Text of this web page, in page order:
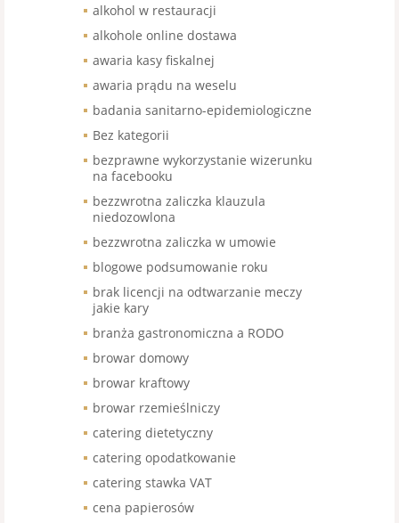
alkohol w restauracji
alkohole online dostawa
awaria kasy fiskalnej
awaria prądu na weselu
badania sanitarno-epidemiologiczne
Bez kategorii
bezprawne wykorzystanie wizerunku
na facebooku
bezzwrotna zaliczka klauzula
niedozowlona
bezzwrotna zaliczka w umowie
blogowe podsumowanie roku
brak licencji na odtwarzanie meczy
jakie kary
branża gastronomiczna a RODO
browar domowy
browar kraftowy
browar rzemieślniczy
catering dietetyczny
catering opodatkowanie
catering stawka VAT
cena papierosów